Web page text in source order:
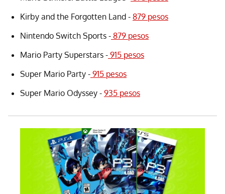
Kirby and the Forgotten Land - 879 pesos
Nintendo Switch Sports - 879 pesos
Mario Party Superstars - 915 pesos
Super Mario Party - 915 pesos
Super Mario Odyssey - 935 pesos